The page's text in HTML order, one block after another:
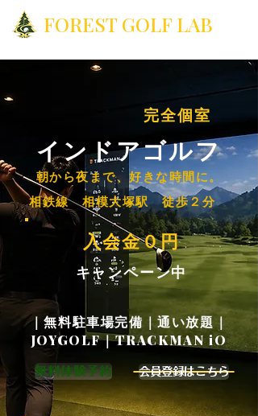
FOREST GOLF LAB
​完全個室
​インドアゴルフ
​朝から夜まで、好きな時間に。
​相鉄線 相模大塚駅 徒歩２分
​入会金０円
キャンペーン中
｜無料駐車場完備｜通い放題｜
JOYGOLF｜TRACKMAN iO
無料体験予約 会員登録はこちら